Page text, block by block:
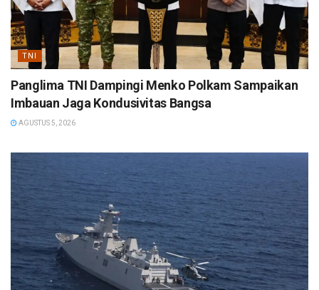
TNI
Panglima TNI Dampingi Menko Polkam Sampaikan
Imbauan Jaga Kondusivitas Bangsa
AGUSTUS 5, 2026